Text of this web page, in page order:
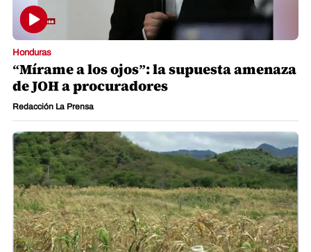
Honduras
“Mírame a los ojos”: la supuesta amenaza
de JOH a procuradores
Redacción La Prensa